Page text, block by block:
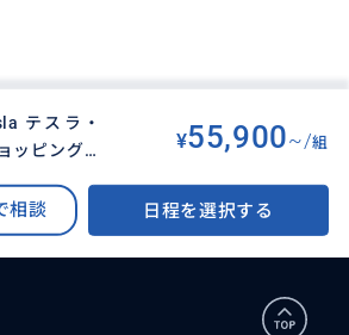
テスラ・
ッピングな
¥55,900~/組
相談 日程を選択する
テスラ・Model Y で観光・ショッピングな
ど、大人１−３名様 ４時間満喫プラン！